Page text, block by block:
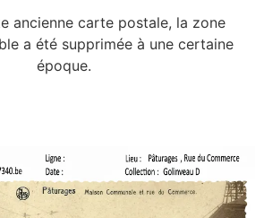
ancienne carte postale, la zone
a été supprimée à une certaine
époque.